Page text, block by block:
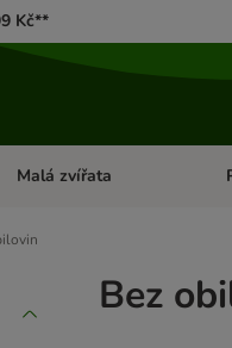
Kč**
Otevřít menu: Kočky
Malá zvířata
Bez